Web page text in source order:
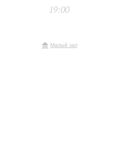
19:00
Малый зал